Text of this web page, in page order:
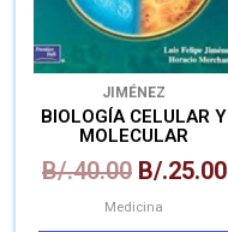
JIMÉNEZ
BIOLOGÍA CELULAR Y
MOLECULAR
B/.40.00 B/.25.00
Medicina